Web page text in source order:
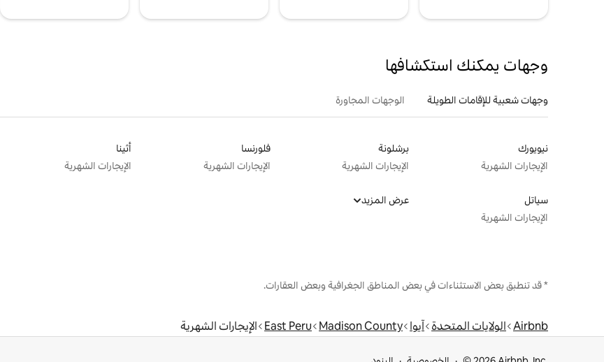
وجهات يمكنك استكشافها
وجهات شعبية للإقامات الطويلة الوجهات المجاورة
نيويورك
الإيجارات الشهرية
برشلونة
الإيجارات الشهرية
فلورنسا
الإيجارات الشهرية
أثينا
الإيجارات الشهرية
سياتل
الإيجارات الشهرية
عرض المزيد
* قد تنطبق بعض الاستثناءات في بعض المناطق الجغرافية وبعض العقارات.
Airbnb الولايات المتحدة آيوا Madison County
East Peru الإيجارات الشهرية